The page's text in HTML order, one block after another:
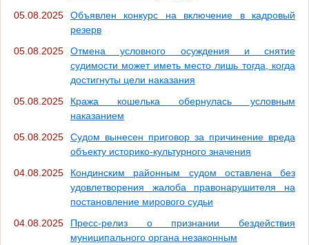
05.08.2025
Объявлен конкурс на включение в кадровый
резерв
05.08.2025
Отмена условного осуждения и снятие
судимости может иметь место лишь тогда, когда
достигнуты цели наказания
05.08.2025
Кража кошелька обернулась условным
наказанием
05.08.2025
Судом вынесен приговор за причинение вреда
объекту историко-культурного значения
04.08.2025
Кондинским районным судом оставлена без
удовлетворения жалоба правонарушителя на
постановление мирового судьи
04.08.2025
Пресс-релиз о признании бездействия
муниципального органа незаконным